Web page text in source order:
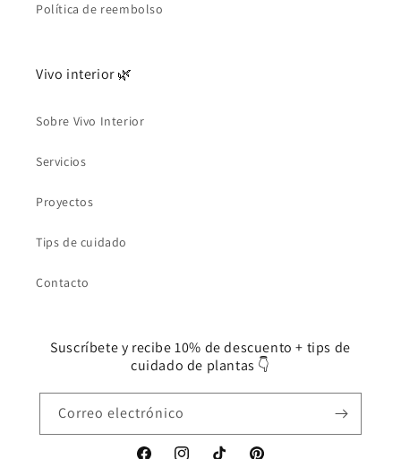
Política de reembolso
Vivo interior 🌿
Sobre Vivo Interior
Servicios
Proyectos
Tips de cuidado
Contacto
Suscríbete y recibe 10% de descuento + tips de
cuidado de plantas 👇
Correo electrónico